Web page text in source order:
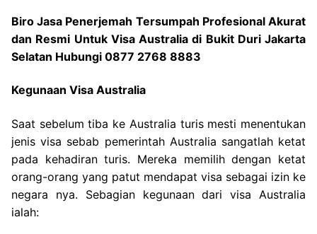
Biro Jasa Penerjemah Tersumpah Profesional Akurat
dan Resmi Untuk Visa Australia di Bukit Duri Jakarta
Selatan Hubungi 0877 2768 8883
Kegunaan Visa Australia
Saat sebelum tiba ke Australia turis mesti menentukan
jenis visa sebab pemerintah Australia sangatlah ketat
pada kehadiran turis. Mereka memilih dengan ketat
orang-orang yang patut mendapat visa sebagai izin ke
negara nya. Sebagian kegunaan dari visa Australia
ialah: